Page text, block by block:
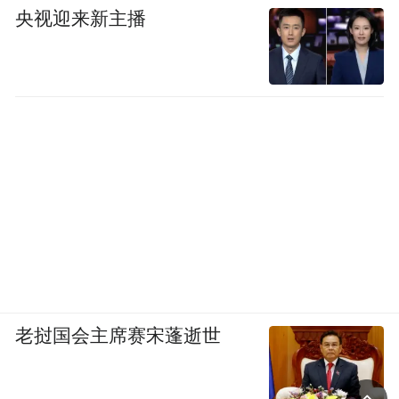
央视迎来新主播
老挝国会主席赛宋蓬逝世